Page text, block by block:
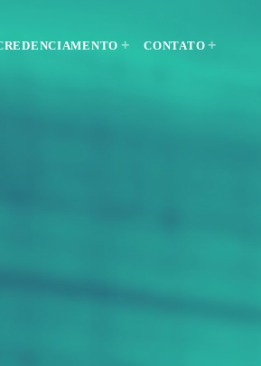
CONTATO